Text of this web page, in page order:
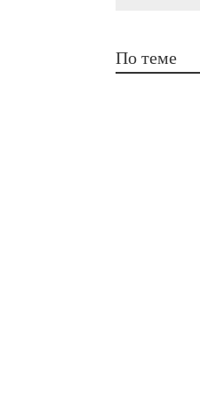
По теме